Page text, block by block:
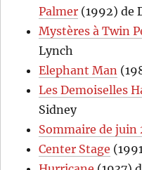
Palmer (1992) de
Mystères à Twin
Lynch
Elephant Man
Les Demoiselles
Sidney
Sommaire de juin
Center Stage